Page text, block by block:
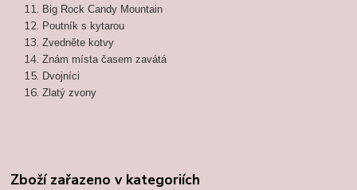
Big Rock Candy Mountain
Poutník s kytarou
Zvedněte kotvy
Znám místa časem zavátá
Dvojníci
Zlatý zvony
Zboží zařazeno v kategoriích